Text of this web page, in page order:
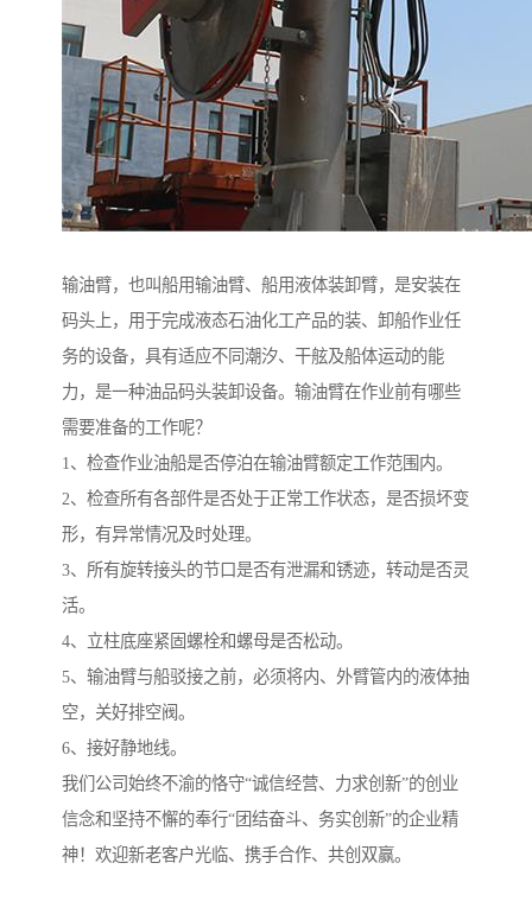
输油臂，也叫船用输油臂、船用液体装卸臂，是安装在
码头上，用于完成液态石油化工产品的装、卸船作业任
务的设备，具有适应不同潮汐、干舷及船体运动的能
力，是一种油品码头装卸设备。输油臂在作业前有哪些
需要准备的工作呢？
1、检查作业油船是否停泊在输油臂额定工作范围内。
2、检查所有各部件是否处于正常工作状态，是否损坏变
形，有异常情况及时处理。
3、所有旋转接头的节口是否有泄漏和锈迹，转动是否灵
活。
4、立柱底座紧固螺栓和螺母是否松动。
5、输油臂与船驳接之前，必须将内、外臂管内的液体抽
空，关好排空阀。
6、接好静地线。
我们公司始终不渝的恪守“诚信经营、力求创新”的创业
信念和坚持不懈的奉行“团结奋斗、务实创新”的企业精
神！欢迎新老客户光临、携手合作、共创双赢。